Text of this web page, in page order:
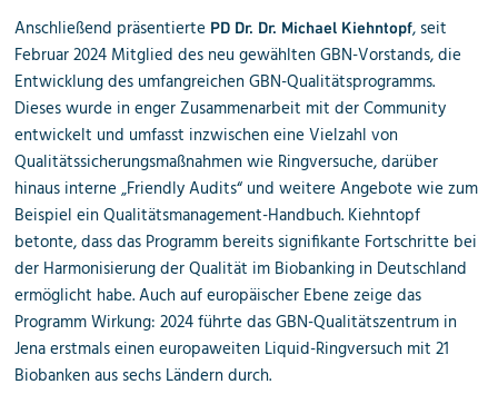
Anschließend präsentierte PD Dr. Dr. Michael Kiehntopf, seit
Februar 2024 Mitglied des neu gewählten GBN-Vorstands, die
Entwicklung des umfangreichen GBN-Qualitätsprogramms.
Dieses wurde in enger Zusammenarbeit mit der Community
entwickelt und umfasst inzwischen eine Vielzahl von
Qualitätssicherungsmaßnahmen wie Ringversuche, darüber
hinaus interne „Friendly Audits“ und weitere Angebote wie zum
Beispiel ein Qualitätsmanagement-Handbuch. Kiehntopf
betonte, dass das Programm bereits signifikante Fortschritte bei
der Harmonisierung der Qualität im Biobanking in Deutschland
ermöglicht habe. Auch auf europäischer Ebene zeige das
Programm Wirkung: 2024 führte das GBN-Qualitätszentrum in
Jena erstmals einen europaweiten Liquid-Ringversuch mit 21
Biobanken aus sechs Ländern durch.